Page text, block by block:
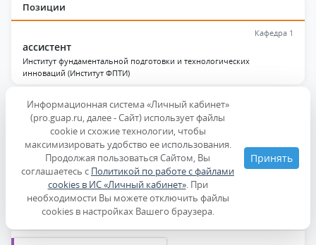
Позиции
Кафедра 1
ассистент
Институт фундаментальной подготовки и технологических
инноваций (Институт ФПТИ)
Образование и квалификация
Публикации
Дисциплины
Образование
Информационная система «Личный кабинет»
(pro.guap.ru, далее - Сайт) использует файлы
cookie и схожие технологии, чтобы
максимизировать удобство ее использования.
Продолжая пользоваться Сайтом, Вы
соглашаетесь с Политикой по работе с файлами
cookies в ИС «Личный кабинет». При
необходимости Вы можете отключить файлы
cookies в настройках Вашего браузера.
Принять